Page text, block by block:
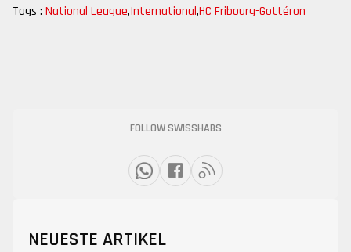
Tags : National League,International,HC Fribourg-Gottéron
FOLLOW SWISSHABS
NEUESTE ARTIKEL